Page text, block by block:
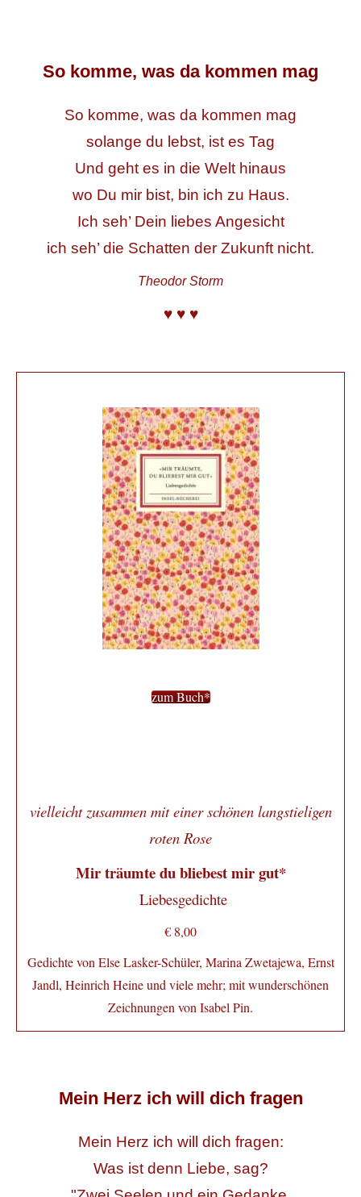
So komme, was da kommen mag
So komme, was da kommen mag
solange du lebst, ist es Tag
Und geht es in die Welt hinaus
wo Du mir bist, bin ich zu Haus.
Ich seh’ Dein liebes Angesicht
ich seh’ die Schatten der Zukunft nicht.
Theodor Storm
♥ ♥ ♥
zum Buch*
vielleicht zusammen mit einer schönen langstieligen
roten Rose
Mir träumte du bliebest mir gut*
Liebesgedichte
€ 8,00
Gedichte von Else Lasker-Schüler, Marina Zwetajewa, Ernst
Jandl, Heinrich Heine und viele mehr; mit wunderschönen
Zeichnungen von Isabel Pin.
Mein Herz ich will dich fragen
Mein Herz ich will dich fragen:
Was ist denn Liebe, sag?